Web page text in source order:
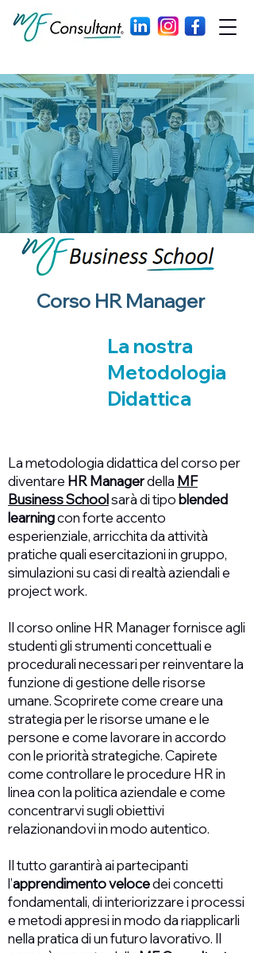
La nostra
Metodologia
Didattica
La metodologia didattica del corso per
diventare HR Managerdella MF
Business Schoolsarà di tipo blended
learningcon forte accento
esperienziale, arricchita da attività
pratiche quali esercitazioni in gruppo,
simulazioni su casi di realtà aziendali e
project work.
Il corso online HR Manager fornisce agli
studenti gli strumenti concettuali e
procedurali necessari per reinventare la
funzione di gestione delle risorse
umane. Scoprirete come creare una
strategia per le risorse umane e le
persone e come lavorare in accordo
con le priorità strategiche. Capirete
come controllare le procedure HR in
linea con la politica aziendale e come
concentrarvi sugli obiettivi
relazionandovi in modo autentico.
Il tutto garantirà ai partecipanti
l’apprendimento velocedei concetti
fondamentali, di interiorizzare i processi
e metodi appresi in modo da riapplicarli
nella pratica di un futuro lavorativo. Il
Corso HR Manager